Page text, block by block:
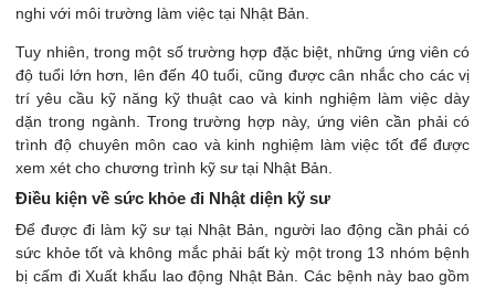
nghi với môi trường làm việc tại Nhật Bản.
Tuy nhiên, trong một số trường hợp đặc biệt, những ứng viên có
độ tuổi lớn hơn, lên đến 40 tuổi, cũng được cân nhắc cho các vị
trí yêu cầu kỹ năng kỹ thuật cao và kinh nghiệm làm việc dày
dặn trong ngành. Trong trường hợp này, ứng viên cần phải có
trình độ chuyên môn cao và kinh nghiệm làm việc tốt để được
xem xét cho chương trình kỹ sư tại Nhật Bản.
Điều kiện về sức khỏe đi Nhật diện kỹ sư
Để được đi làm kỹ sư tại Nhật Bản, người lao động cần phải có
sức khỏe tốt và không mắc phải bất kỳ một trong 13 nhóm bệnh
bị cấm đi Xuất khẩu lao động Nhật Bản. Các bệnh này bao gồm